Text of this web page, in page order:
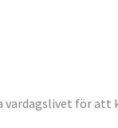
för att